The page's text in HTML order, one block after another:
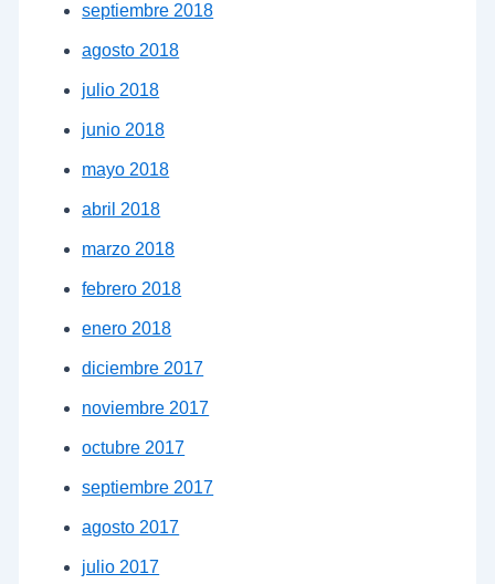
septiembre 2018
agosto 2018
julio 2018
junio 2018
mayo 2018
abril 2018
marzo 2018
febrero 2018
enero 2018
diciembre 2017
noviembre 2017
octubre 2017
septiembre 2017
agosto 2017
julio 2017